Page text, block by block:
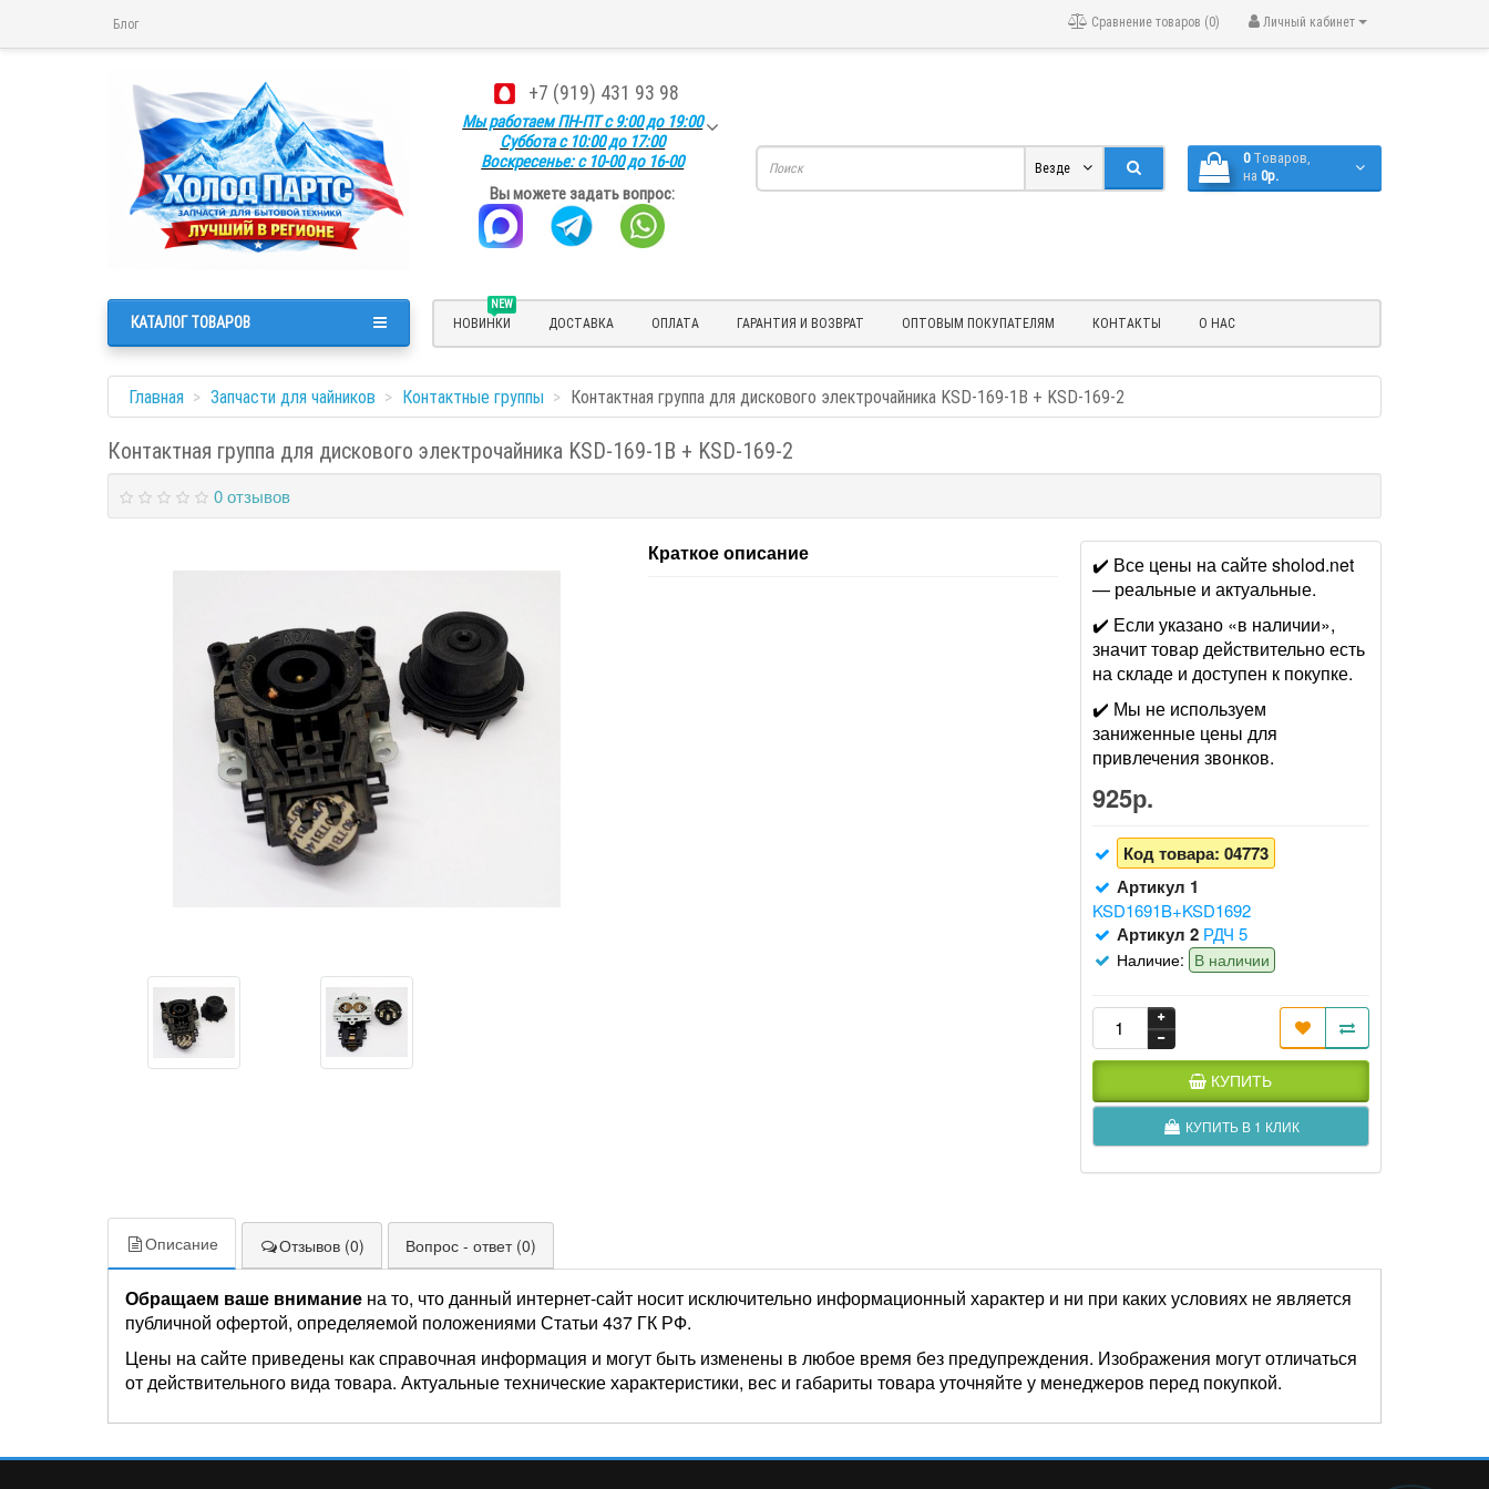
Блог Личный кабинет
Сравнение товаров (0)
+7 (919) 431 93 98
Мы работаем ПН-ПТ с 9:00 до 19:00
Суббота с 10:00 до 17:00
Воскресенье: с 10-00 до 16-00
Вы можете задать вопрос:
0 Tоваров,
на 0р.
Везде
NEW
НОВИНКИ ДОСТАВКА ОПЛАТА ГАРАНТИЯ И ВОЗВРАТ ОПТОВЫМ ПОКУПАТЕЛЯМ КОНТАКТЫ О НАС
КАТАЛОГ ТОВАРОВ
Главная Запчасти для чайников Контактные группы Контактная группа для дискового электрочайника KSD-169-1B + KSD-169-2
Контактная группа для дискового электрочайника KSD-169-1B + KSD-169-2
0 отзывов
Краткое описание
✔️ Все цены на сайте sholod.net
— реальные и актуальные.
✔️ Если указано «в наличии»,
значит товар действительно есть
на складе и доступен к покупке.
✔️ Мы не используем
заниженные цены для
привлечения звонков.
925р.
Код товара: 04773
Артикул 1
KSD1691B+KSD1692
Артикул 2 РДЧ 5
Наличие: В наличии
КУПИТЬ
КУПИТЬ В 1 КЛИК
Описание Отзывов (0) Вопрос - ответ (0)
Обращаем ваше внимание на то, что данный интернет-сайт носит исключительно информационный характер и ни при каких условиях не является
публичной офертой, определяемой положениями Статьи 437 ГК РФ.
Цены на сайте приведены как справочная информация и могут быть изменены в любое время без предупреждения. Изображения могут отличаться
от действительного вида товара. Актуальные технические характеристики, вес и габариты товара уточняйте у менеджеров перед покупкой.